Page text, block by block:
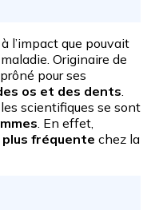
l’impact que pouvait
Originaire de
pour ses
os et des dents.
scientifiques se sont
. En effet,
fréquente chez la